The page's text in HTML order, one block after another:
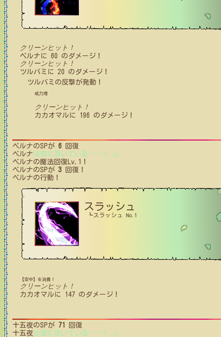
クリーンヒット！
ベルナ に 60 のダメージ！
クリーンヒット！
ツルバミ に 20 のダメージ！
ツルバミ の反撃が発動！
威力増
クリーンヒット！
カカオマル に 196 のダメージ！
ベルナのSPが 6 回復
ベルナ は空に浮いている …… ！ (2)
ベルナの魔法回復Lv.1！
ベルナのSPが 3 回復！
ベルナの行動！
スラッシュ
┗スラッシュ No.1
【空中】を消費！
クリーンヒット！
カカオマル に 147 のダメージ！
十五夜のSPが 71
回復
十五夜 は空に浮いている …… ！ (1)